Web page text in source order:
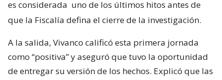
es considerada uno de los últimos hitos antes de
que la Fiscalía defina el cierre de la investigación.
A la salida, Vivanco calificó esta primera jornada
como “positiva” y aseguró que tuvo la oportunidad
de entregar su versión de los hechos. Explicó que las